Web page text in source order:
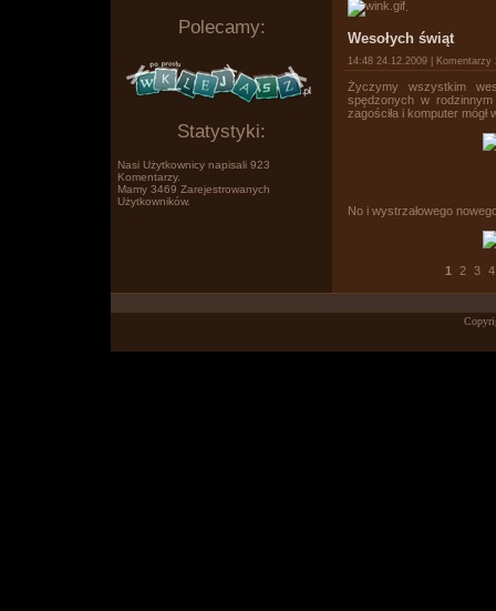
Polecamy:
Statystyki:
Nasi Użytkownicy napisali 923
Komentarzy.
Mamy 3469 Zarejestrowanych
Użytkowników.
Wesołych świąt
14:48 24.12.2009 |
Życzymy wszystkim
spędzonych w
zagościła i komputer
No i wystrzałowego
1 2 3 4